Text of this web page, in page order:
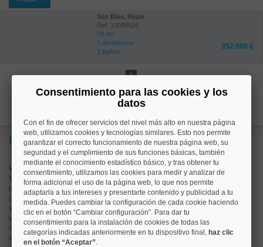
San Blas, Rejas
Ref: 10008926
79 m²
1 dormitorios
1 baños
352.000 €
1
Lo más buscado
Valorar vivienda online
Vender piso
pisos en
chamberí
pisos enmoncloa
viviendas en argüelles
viviendas en
tetuán
viviendas en
cuatro caminos
viviendas en chamartín
Consentimiento para las cookies y los
datos
Con el fin de ofrecer servicios del nivel más alto en nuestra página
web, utilizamos cookies y tecnologías similares. Esto nos permite
garantizar el correcto funcionamiento de nuestra página web, su
seguridad y el cumplimiento de sus funciones básicas, también
mediante el conocimiento estadístico básico, y tras obtener tu
consentimiento, utilizamos las cookies para medir y analizar de
forma adicional el uso de la página web, lo que nos permite
adaptarla a tus intereses y presentarte contenido y publicidad a tu
medida. Puedes cambiar la configuración de cada cookie haciendo
clic en el botón “Cambiar configuración”. Para dar tu
consentimiento para la instalación de cookies de todas las
categorías indicadas anteriormente en tu dispositivo final, haz clic
en el botón “Aceptar”.